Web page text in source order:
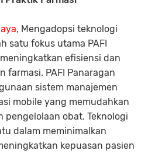
, Mengadopsi teknologi
satu fokus utama PAFI
efisiensi dan
farmasi. PAFI Panaragan
sistem manajemen
mobile yang memudahkan
pengelolaan obat. Teknologi
dalam meminimalkan
kepuasan pasien